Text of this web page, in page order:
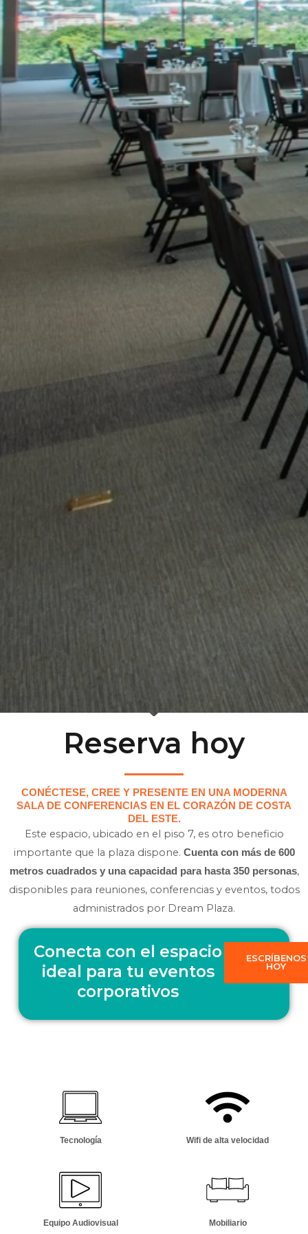
Reserva hoy
CONÉCTESE, CREE Y PRESENTE EN UNA MODERNA
SALA DE CONFERENCIAS EN EL CORAZÓN DE COSTA
DEL ESTE.
Este espacio, ubicado en el piso 7, es otro beneficio
importante que la plaza dispone. Cuenta con más de 600
metros cuadrados y una capacidad para hasta 350 personas,
disponibles para reuniones, conferencias y eventos, todos
administrados por Dream Plaza.
Conecta con el espacio
ideal para tu eventos
corporativos
ESCRÍBENOS
HOY
Tecnología Wifi de alta velocidad
Equipo Audiovisual Mobiliario